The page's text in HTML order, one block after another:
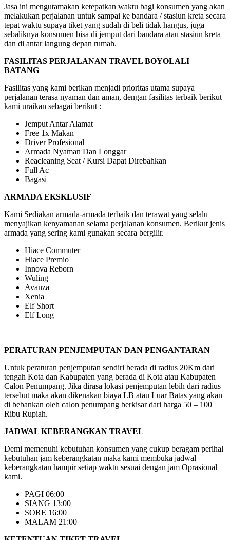
Jasa ini mengutamakan ketepatkan waktu bagi konsumen yang akan
melakukan perjalanan untuk sampai ke bandara / stasiun kreta secara
tepat waktu supaya tiket yang sudah di beli tidak hangus, juga
sebaliknya konsumen bisa di jemput dari bandara atau stasiun kreta
dan di antar langung depan rumah.
FASILITAS PERJALANAN TRAVEL BOYOLALI
BATANG
Fasilitas yang kami berikan menjadi prioritas utama supaya
perjalanan terasa nyaman dan aman, dengan fasilitas terbaik berikut
kami uraikan sebagai berikut :
Jemput Antar Alamat
Free 1x Makan
Driver Profesional
Armada Nyaman Dan Longgar
Reacleaning Seat / Kursi Dapat Direbahkan
Full Ac
Bagasi
ARMADA EKSKLUSIF
Kami Sediakan armada-armada terbaik dan terawat yang selalu
menyajikan kenyamanan selama perjalanan konsumen. Berikut jenis
armada yang sering kami gunakan secara bergilir.
Hiace Commuter
Hiace Premio
Innova Reborn
Wuling
Avanza
Xenia
Elf Short
Elf Long
PERATURAN PENJEMPUTAN DAN PENGANTARAN
Untuk peraturan penjemputan sendiri berada di radius 20Km dari
tengah Kota dan Kabupaten yang berada di Kota atau Kabupaten
Calon Penumpang. Jika dirasa lokasi penjemputan lebih dari radius
tersebut maka akan dikenakan biaya LB atau Luar Batas yang akan
di bebankan oleh calon penumpang berkisar dari harga 50 – 100
Ribu Rupiah.
JADWAL KEBERANGKAN TRAVEL
Demi memenuhi kebutuhan konsumen yang cukup beragam perihal
kebutuhan jam keberangkatan maka kami membuka jadwal
keberangkatan hampir setiap waktu sesuai dengan jam Oprasional
kami.
PAGI 06:00
SIANG 13:00
SORE 16:00
MALAM 21:00